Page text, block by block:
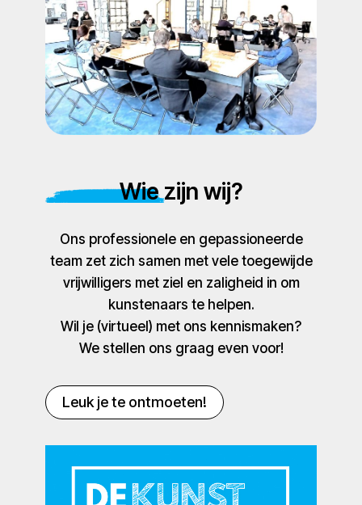
Wie zijn wij?
Ons professionele en gepassioneerde
team zet zich samen met vele toegewijde
vrijwilligers met ziel en zaligheid in om
kunstenaars te helpen.
Wil je (virtueel) met ons kennismaken?
We stellen ons graag even voor!
Leuk je te ontmoeten!